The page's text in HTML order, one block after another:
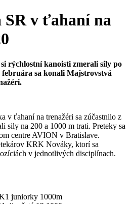
v ťahaní na
rýchlostní kanoisti zmerali sily po
februára sa konali Majstrovstvá
v ťahaní na trenažéri sa zúčastnilo z
sily na 200 a 1000 m trati. Preteky sa
centre AVION v Bratislave.
KRK Nováky, ktorí sa
v jednotlivých disciplínach.
juniorky 1000m